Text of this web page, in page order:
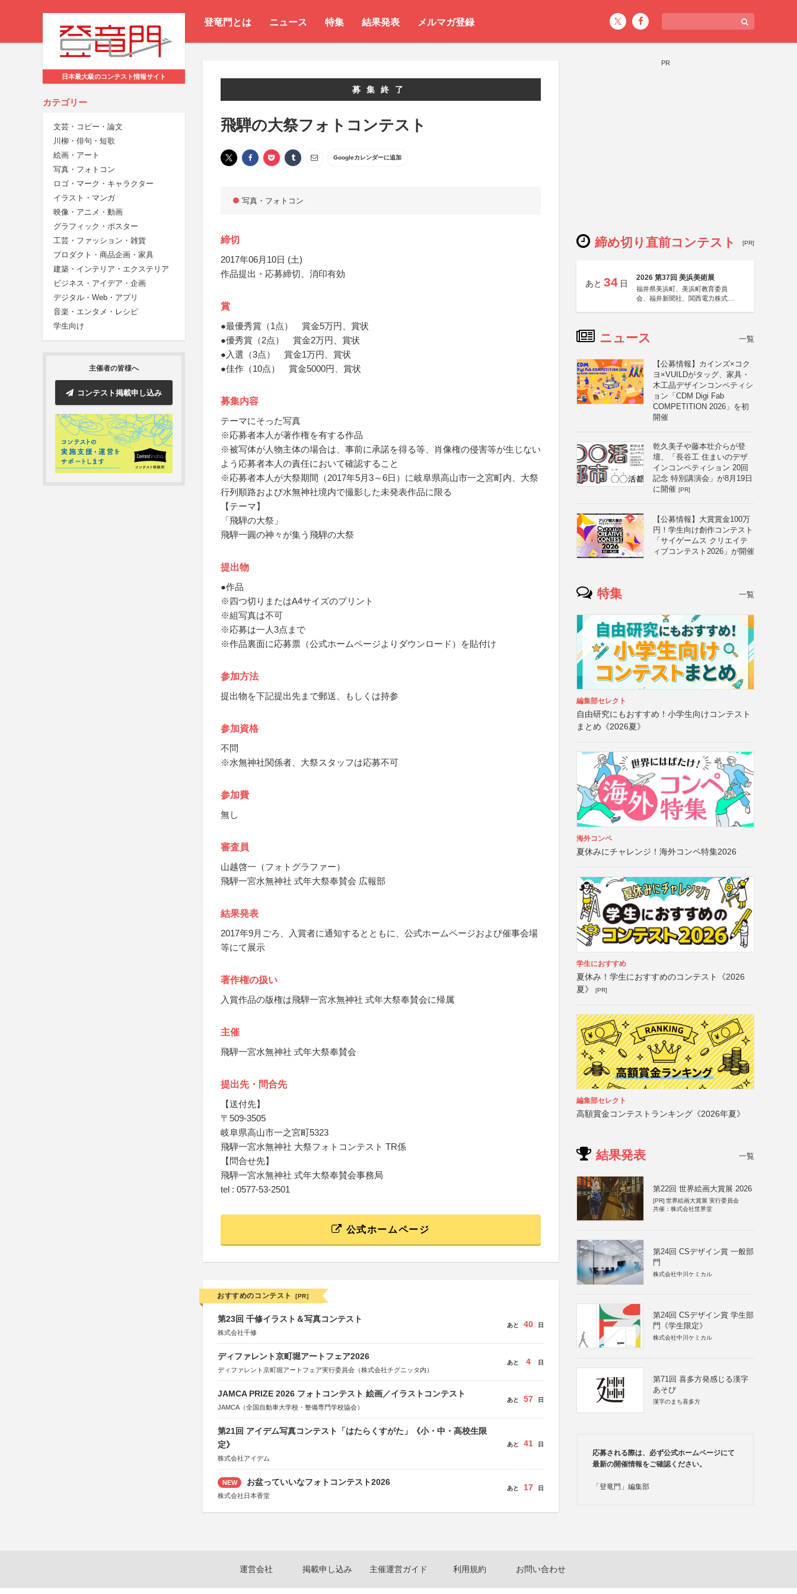
登竜門とは ニュース 特集 結果発表 メルマガ登録
日本最大級のコンテスト情報サイト
カテゴリー
文芸・コピー・論文
川柳・俳句・短歌
絵画・アート
写真・フォトコン
ロゴ・マーク・キャラクター
イラスト・マンガ
映像・アニメ・動画
グラフィック・ポスター
工芸・ファッション・雑貨
プロダクト・商品企画・家具
建築・インテリア・エクステリア
ビジネス・アイデア・企画
デジタル・Web・アプリ
音楽・エンタメ・レシピ
学生向け
主催者の皆様へ
コンテスト掲載申し込み
募集終了
飛騨の大祭フォトコンテスト
Googleカレンダーに追加
写真・フォトコン
締切
2017年06月10日 (土)
作品提出・応募締切、消印有効
賞
●最優秀賞（1点） 賞金5万円、賞状
●優秀賞（2点） 賞金2万円、賞状
●入選（3点） 賞金1万円、賞状
●佳作（10点） 賞金5000円、賞状
募集内容
テーマにそった写真
※応募者本人が著作権を有する作品
※被写体が人物主体の場合は、事前に承諾を得る等、肖像権の侵害等が生じない
よう応募者本人の責任において確認すること
※応募者本人が大祭期間（2017年5月3～6日）に岐阜県高山市一之宮町内、大祭
行列順路および水無神社境内で撮影した未発表作品に限る
【テーマ】
「飛騨の大祭」
飛騨一圓の神々が集う飛騨の大祭
提出物
●作品
※四つ切りまたはA4サイズのプリント
※組写真は不可
※応募は一人3点まで
※作品裏面に応募票（公式ホームページよりダウンロード）を貼付け
参加方法
提出物を下記提出先まで郵送、もしくは持参
参加資格
不問
※水無神社関係者、大祭スタッフは応募不可
参加費
無し
審査員
山越啓一（フォトグラファー）
飛騨一宮水無神社 式年大祭奉賛会 広報部
結果発表
2017年9月ごろ、入賞者に通知するとともに、公式ホームページおよび催事会場
等にて展示
著作権の扱い
入賞作品の版権は飛騨一宮水無神社 式年大祭奉賛会に帰属
主催
飛騨一宮水無神社 式年大祭奉賛会
提出先・問合先
【送付先】
〒509-3505
岐阜県高山市一之宮町5323
飛騨一宮水無神社 大祭フォトコンテスト TR係
【問合せ先】
飛騨一宮水無神社 式年大祭奉賛会事務局
tel : 0577-53-2501
公式ホームページ
おすすめのコンテスト [PR]
第23回 千修イラスト＆写真コンテスト
株式会社千修
あと 40 日
ディファレント京町堀アートフェア2026
ディファレント京町堀アートフェア実行委員会（株式会社チグニッタ内）
あと 4 日
JAMCA PRIZE 2026 フォトコンテスト 絵画／イラストコンテスト
JAMCA（全国自動車大学校・整備専門学校協会）
あと 57 日
第21回 アイデム写真コンテスト「はたらくすがた」《小・中・高校生限
定》
株式会社アイデム
あと 41 日
NEW お盆っていいなフォトコンテスト2026
株式会社日本香堂
あと 17 日
PR
締め切り直前コンテスト [PR]
あと 34 日
2026 第37回 美浜美術展
福井県美浜町、美浜町教育委員
会、福井新聞社、関西電力株式会
ニュース 一覧
【公募情報】カインズ×コク
ヨ×VUILDがタッグ、家具・
木工品デザインコンペティシ
ョン「CDM Digi Fab
COMPETITION 2026」を初
開催
乾久美子や藤本壮介らが登
壇、「長谷工 住まいのデザ
インコンペティション 20回
記念 特別講演会」が8月19日
に開催 [PR]
【公募情報】大賞賞金100万
円！学生向け創作コンテスト
「サイゲームス クリエイテ
ィブコンテスト2026」が開催
特集 一覧
編集部セレクト
自由研究にもおすすめ！小学生向けコンテスト
まとめ《2026夏》
海外コンペ
夏休みにチャレンジ！海外コンペ特集2026
学生におすすめ
夏休み！学生におすすめのコンテスト《2026
夏》
[PR]
編集部セレクト
高額賞金コンテストランキング《2026年夏》
結果発表 一覧
第22回 世界絵画大賞展 2026
[PR] 世界絵画大賞展 実行委員会
共催：株式会社世界堂
第24回 CSデザイン賞 一般部
門
株式会社中川ケミカル
第24回 CSデザイン賞 学生部
門《学生限定》
株式会社中川ケミカル
第71回 喜多方発感じる漢字
あそび
漢字のまち喜多方
応募される際は、必ず公式ホームページにて
最新の開催情報をご確認ください。
「登竜門」編集部
運営会社 掲載申し込み 主催運営ガイド 利用規約 お問い合わせ